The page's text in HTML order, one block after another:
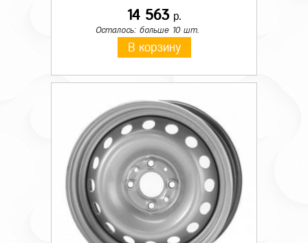
14 563р.
Осталось: больше 10 шт.
В корзину